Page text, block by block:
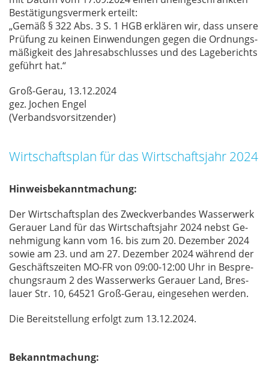
Be­stä­ti­gungs­ver­merk er­teilt:
„Ge­mäß § 322 Abs. 3 S. 1 HGB er­klä­ren wir, dass un­se­re
Prü­fung zu kei­nen Ein­wen­dun­gen ge­gen die Ord­nungs­
mä­ßig­keit des Jah­res­ab­schlus­ses und des La­ge­be­richts
ge­führt hat.“
Groß-Gerau, 13.12.2024
gez. Jo­chen En­gel
(Ver­bands­vor­sit­zen­der)
Wirtschaftsplan für das Wirtschaftsjahr 2024
Hinweisbekanntmachung:
Der Wirt­schafts­plan des Zweck­ver­ban­des Was­ser­werk
Ge­r­au­er Land für das Wirt­schafts­jahr 2024 nebst Ge­
neh­mi­gung kann vom 16. bis zum 20. De­zem­ber 2024
so­wie am 23. und am 27. De­zem­ber 2024 wäh­rend der
Ge­schäfts­zei­ten MO-FR von 09:00-12:00 Uhr in Be­spre­
chungs­raum 2 des Was­ser­werks Ge­r­au­er Land, Bres­
lau­er Str. 10, 64521 Groß-Gerau, ein­ge­se­hen wer­den.
Die Be­reit­stel­lung er­folgt zum 13.12.2024.
Bekanntmachung: